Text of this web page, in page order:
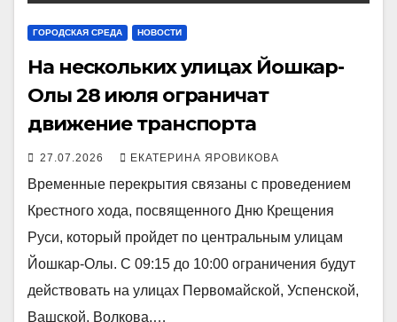
ГОРОДСКАЯ СРЕДА НОВОСТИ
На нескольких улицах Йошкар-
Олы 28 июля ограничат
движение транспорта
27.07.2026 ЕКАТЕРИНА ЯРОВИКОВА
Временные перекрытия связаны с проведением
Крестного хода, посвященного Дню Крещения
Руси, который пройдет по центральным улицам
Йошкар-Олы. С 09:15 до 10:00 ограничения будут
действовать на улицах Первомайской, Успенской,
Вашской, Волкова,…